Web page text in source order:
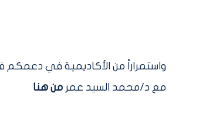
مع د/محمد السيد عمر من هنا